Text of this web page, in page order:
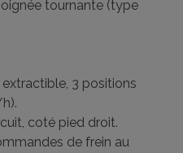
tournante (type
3 positions
coté pied droit.
de frein au